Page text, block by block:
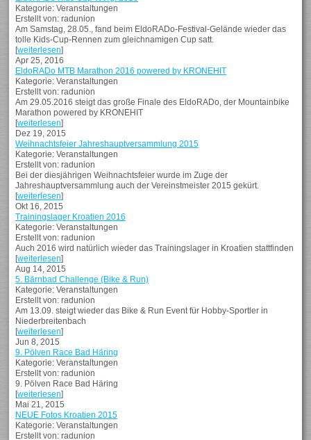
Kategorie: Veranstaltungen
Erstellt von: radunion
Am Samstag, 28.05., fand beim EldoRADo-Festival-Gelände wieder das
tolle Kids-Cup-Rennen zum gleichnamigen Cup satt.
[weiterlesen]
Apr 25, 2016
EldoRADo MTB Marathon 2016 powered by KRONEHIT
Kategorie: Veranstaltungen
Erstellt von: radunion
Am 29.05.2016 steigt das große Finale des EldoRADo, der Mountainbike
Marathon powered by KRONEHIT
[weiterlesen]
Dez 19, 2015
Weihnachtsfeier Jahreshauptversammlung 2015
Kategorie: Veranstaltungen
Erstellt von: radunion
Bei der diesjährigen Weihnachtsfeier wurde im Zuge der
Jahreshauptversammlung auch der Vereinstmeister 2015 gekürt.
[weiterlesen]
Okt 16, 2015
Trainingslager Kroatien 2016
Kategorie: Veranstaltungen
Erstellt von: radunion
Auch 2016 wird natürlich wieder das Trainingslager in Kroatien stattfinden
[weiterlesen]
Aug 14, 2015
5. Bärnbad Challenge (Bike & Run)
Kategorie: Veranstaltungen
Erstellt von: radunion
Am 13.09. steigt wieder das Bike & Run Event für Hobby-Sportler in
Niederbreitenbach
[weiterlesen]
Jun 8, 2015
9. Pölven Race Bad Häring
Kategorie: Veranstaltungen
Erstellt von: radunion
9. Pölven Race Bad Häring
[weiterlesen]
Mai 21, 2015
NEUE Fotos Kroatien 2015
Kategorie: Veranstaltungen
Erstellt von: radunion